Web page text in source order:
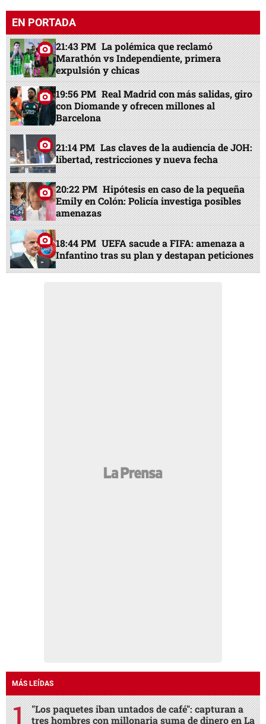
EN PORTADA
21:43 PM La polémica que reclamó
Marathón vs Independiente, primera
expulsión y chicas
19:56 PM Real Madrid con más salidas, giro
con Diomande y ofrecen millones al
Barcelona
21:14 PM Las claves de la audiencia de JOH:
libertad, restricciones y nueva fecha
20:22 PM Hipótesis en caso de la pequeña
Emily en Colón: Policía investiga posibles
amenazas
18:44 PM UEFA sacude a FIFA: amenaza a
Infantino tras su plan y destapan peticiones
MÁS LEÍDAS
"Los paquetes iban untados de café": capturan a
tres hombres con millonaria suma de dinero en La